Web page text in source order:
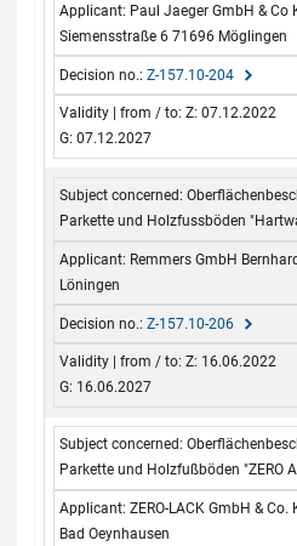
Paul Jaeger GmbH & Co
Siemensstraße 6 71696 Möglingen
Z-157.10-204
Z: 07.12.2022
G: 07.12.2027
Parkette und Holzfussböden
Remmers GmbH
Löningen
Z-157.10-206
Z: 16.06.2022
G: 16.06.2027
Parkette und Holzfußböden "ZERO
ZERO-LACK GmbH &
Bad Oeynhausen